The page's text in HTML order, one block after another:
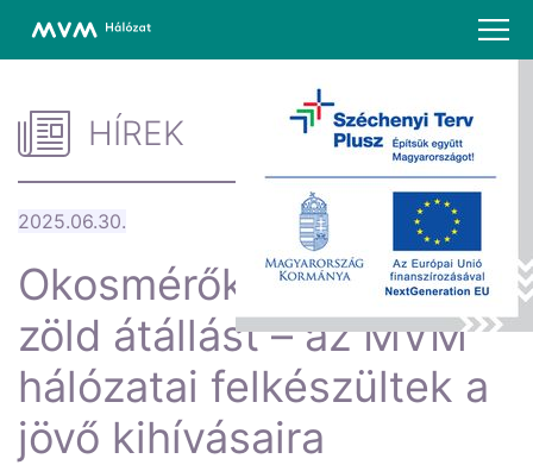
HÍREK
2025.06.30.
Okosmérők segítik a
zöld átállást – az MVM
hálózatai felkészültek a
jövő kihívásaira